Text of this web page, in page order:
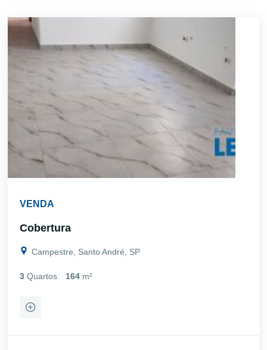
VENDA
Cobertura
Campestre, Santo André, SP
3 Quartos 164 m²